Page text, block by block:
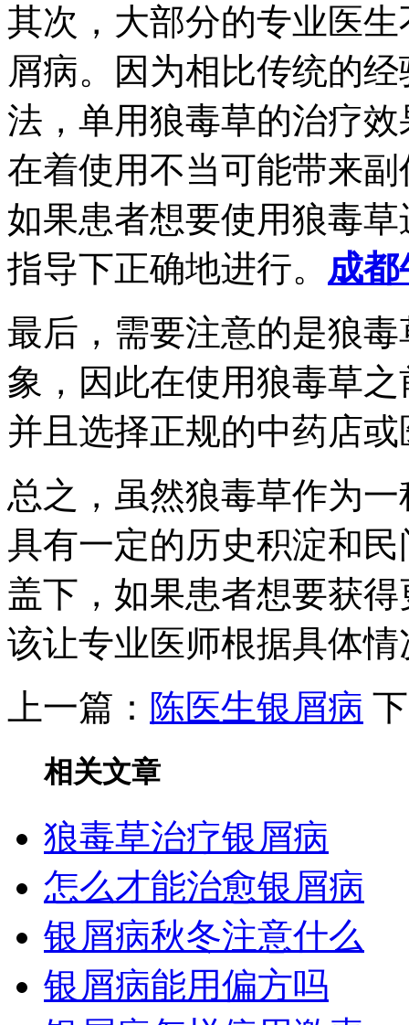
其次，大部分的专业医
屑病。因为相比传统的
法，单用狼毒草的治疗
在着使用不当可能带来
如果患者想要使用狼毒
指导下正确地进行。 成
最后，需要注意的是狼
象，因此在使用狼毒草
并且选择正规的中药店
总之，虽然狼毒草作为
具有一定的历史积淀和
盖下，如果患者想要获
该让专业医师根据具体
上一篇： 陈医生银屑病
相关文章
狼毒草治疗银屑病
怎么才能治愈银屑病
银屑病秋冬注意什么
银屑病能用偏方吗